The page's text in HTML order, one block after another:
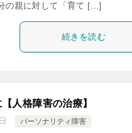
の親に対して「育て […]
続きを読む
人格障害の治療】
パーソナリティ障害